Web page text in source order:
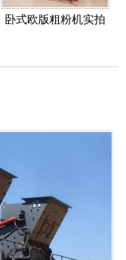
卧式欧版粗粉机实拍